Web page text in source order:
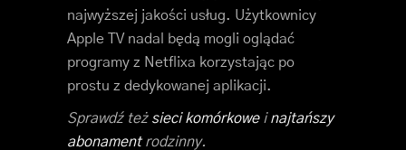
najwyższej jakości usług. Użytkownicy
Apple TV nadal będą mogli oglądać
programy z Netflixa korzystając po
prostu z dedykowanej aplikacji.
Sprawdź też sieci komórkoweinajtańszy
abonamentrodzinny.